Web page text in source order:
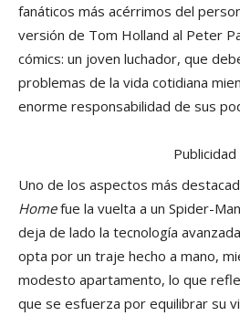
fanáticos más acérrimos del
versión de Tom Holland al Peter
cómics: un joven luchador, que
problemas de la vida cotidiana
enorme responsabilidad de sus
Publicidad
Uno de los aspectos más
Homefue la vuelta a un Spider-
deja de lado la tecnología
opta por un traje hecho a mano,
modesto apartamento, lo que
que se esfuerza por equilibrar su